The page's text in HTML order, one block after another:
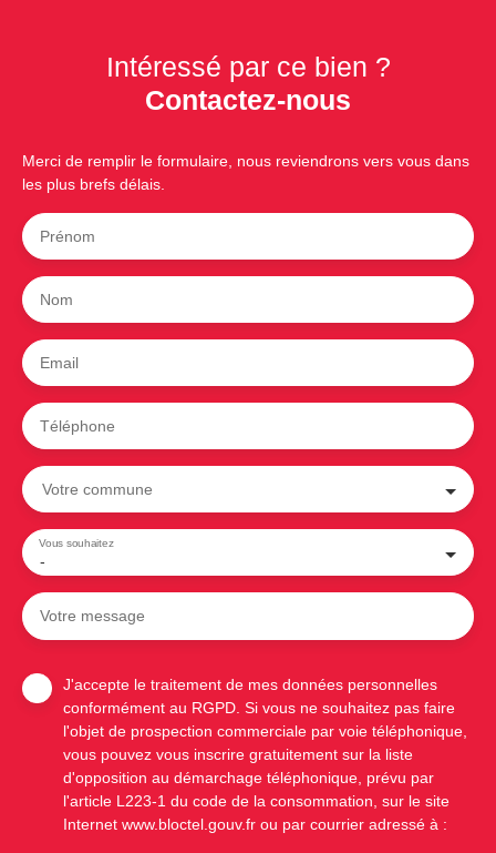
Intéressé par ce bien ?
Contactez-nous
Merci de remplir le formulaire, nous reviendrons vers vous dans
les plus brefs délais.
Prénom
Nom
Email
Téléphone
Votre commune
-
Vous souhaitez
Votre message
J'accepte le traitement de mes données personnelles
conformément au RGPD. Si vous ne souhaitez pas faire
l'objet de prospection commerciale par voie téléphonique,
vous pouvez vous inscrire gratuitement sur la liste
d'opposition au démarchage téléphonique, prévu par
l'article L223-1 du code de la consommation, sur le site
Internet www.bloctel.gouv.fr ou par courrier adressé à :